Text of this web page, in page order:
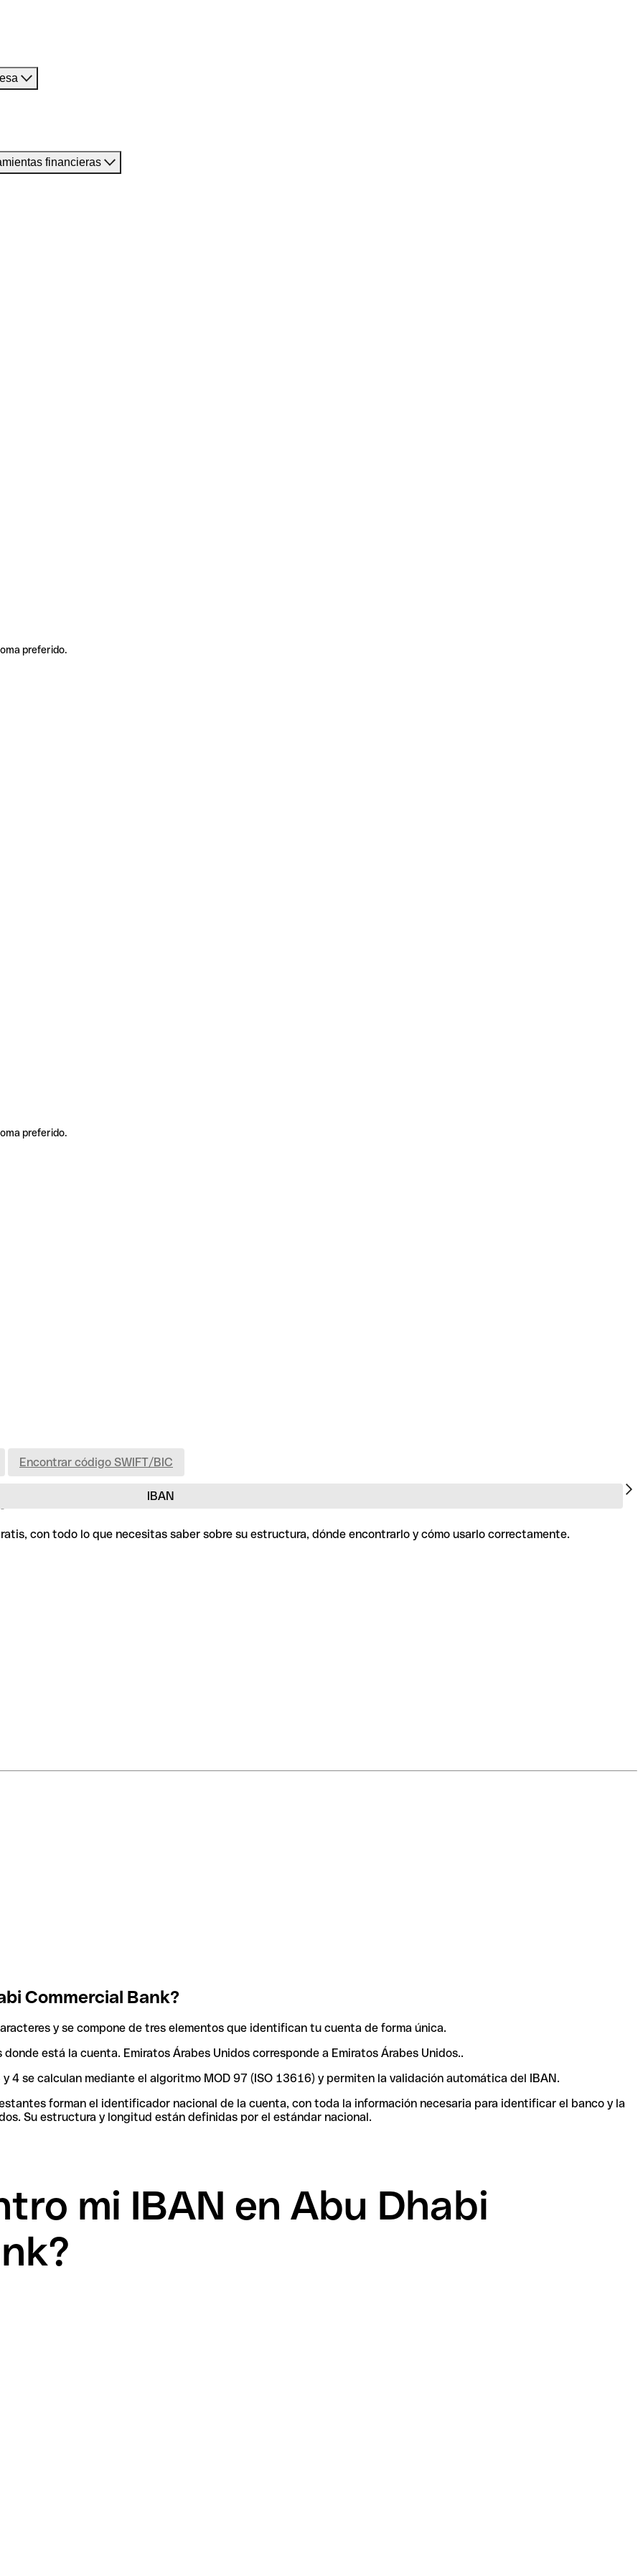
financieras
preferido.
preferido.
IBAN
Encontrar código SWIFT/BIC
con todo lo que necesitas saber sobre su estructura, dónde encontrarlo y cómo usarlo correctamente.
Commercial Bank?
y se compone de tres elementos que identifican tu cuenta de forma única.
está la cuenta. Emiratos Árabes Unidos corresponde a Emiratos Árabes Unidos..
4 se calculan mediante el algoritmo MOD 97 (ISO 13616) y permiten la validación automática del IBAN.
forman el identificador nacional de la cuenta, con toda la información necesaria para identificar el banco y la
Su estructura y longitud están definidas por el estándar nacional.
mi IBAN en Abu Dhabi